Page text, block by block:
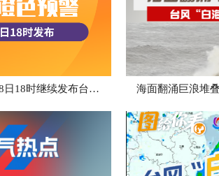
中央气象台8月8日18时继续发布台风橙色预警 海面翻涌巨浪堆